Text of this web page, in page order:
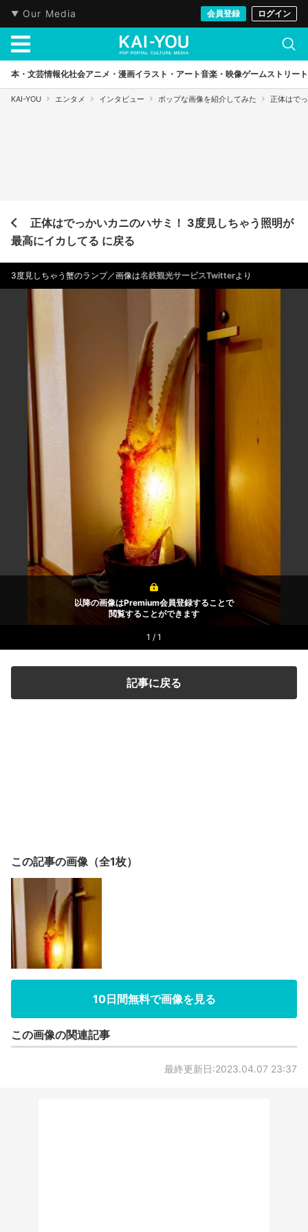
Our Media 会員登録 ログイン
本・文芸情報化社会アニメ・漫画イラスト・アート音楽・映像ゲームストリート
KAI-YOU エンタメ インタビュー ポップな画像を紹介してみた 正体はで
正体はでっかいカニのハサミ！ 3度見しちゃう照明が
最高にイカしてる に戻る
3度見しちゃう蟹のランプ／画像は名鉄観光サービスTwitterより
以降の画像はPremium会員登録することで
閲覧することができます
1 / 1
記事に戻る
この記事の画像（全1枚）
10日間無料で画像を見る
この画像の関連記事
最終更新日:2023.04.07 23:37